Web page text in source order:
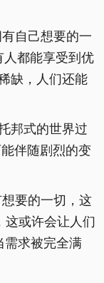
自己想要的一
人都能享受到优
缺，人们还能
邦式的世界过
伴随剧烈的变
要的一切，这
这或许会让人们
需求被完全满